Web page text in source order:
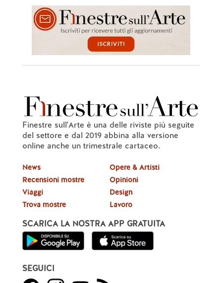
Finestre sull'Arte è una delle riviste più seguite
del settore e dal 2019 abbina alla versione
online anche un trimestrale cartaceo.
News
Recensioni mostre
Viaggi
Trova mostre
Opere & Artisti
Opinioni
Design
Lavoro
SCARICA LA NOSTRA APP GRATUITA
SEGUICI